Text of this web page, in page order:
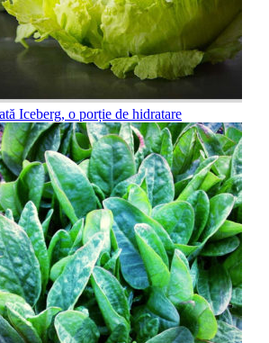
Iceberg, o porție de hidratare